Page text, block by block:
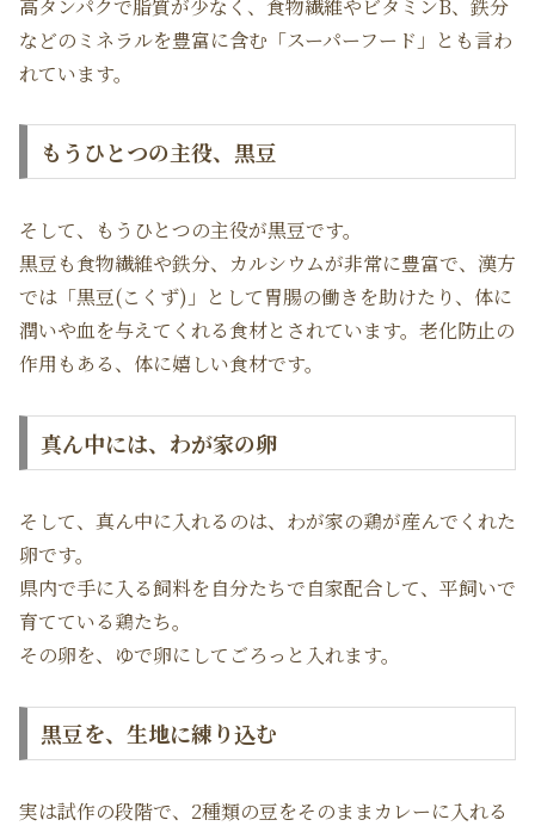
高タンパクで脂質が少なく、食物繊維やビタミンB、鉄分
などのミネラルを豊富に含む「スーパーフード」とも言わ
れています。
もうひとつの主役、黒豆
そして、もうひとつの主役が黒豆です。
黒豆も食物繊維や鉄分、カルシウムが非常に豊富で、漢方
では「黒豆(こくず)」として胃腸の働きを助けたり、体に
潤いや血を与えてくれる食材とされています。老化防止の
作用もある、体に嬉しい食材です。
真ん中には、わが家の卵
そして、真ん中に入れるのは、わが家の鶏が産んでくれた
卵です。
県内で手に入る飼料を自分たちで自家配合して、平飼いで
育てている鶏たち。
その卵を、ゆで卵にしてごろっと入れます。
黒豆を、生地に練り込む
実は試作の段階で、2種類の豆をそのままカレーに入れる